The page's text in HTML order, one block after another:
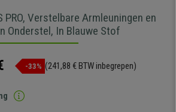
PRO, Verstelbare Armleuningen en
Onderstel, In Blauwe Stof
-33% (241,88 € BTW inbegrepen)